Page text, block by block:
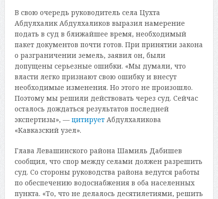
В свою очередь руководитель села Цухта
Абдулхалик Абдулхаликов выразил намерение
подать в суд в ближайшее время, необходимый
пакет документов почти готов. При принятии закона
о разграничении земель, заявил он, были
допущены серьезные ошибки. «Мы думали, что
власти легко признают свою ошибку и внесут
необходимые изменения. Но этого не произошло.
Поэтому мы решили действовать через суд. Сейчас
осталось дождаться результатов последней
экспертизы», — цитируетАбдулхаликова
«Кавказский узел».
Глава Левашинского района Шамиль Дабишев
сообщил, что спор между селами должен разрешить
суд. Со стороны руководства района ведутся работы
по обеспечению водоснабжения в оба населенных
пункта. «То, что не делалось десятилетиями, решить